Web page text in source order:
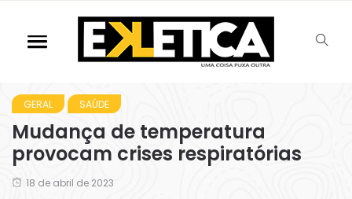
GERAL SAÚDE
Mudança de temperatura
provocam crises respiratórias
18 de abril de 2023